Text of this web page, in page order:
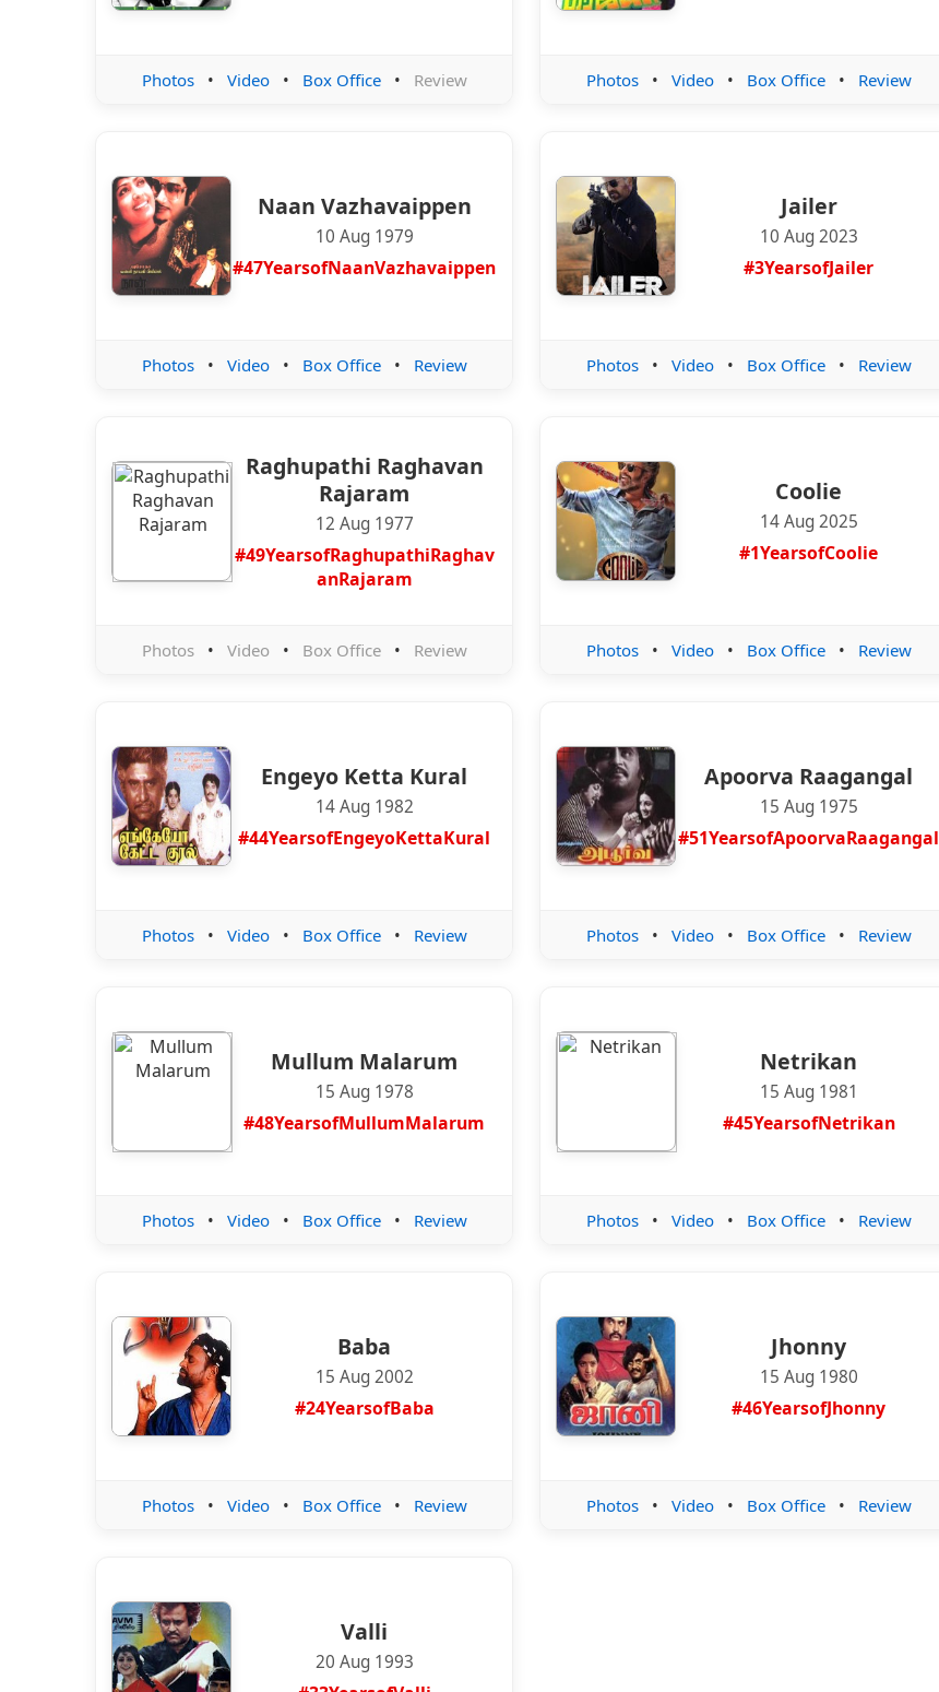
Photos • Video • Box Office • Review Photos • Video • Box Office • Review
Naan Vazhavaippen
10 Aug 1979
#47YearsofNaanVazhavaippen
Photos • Video • Box Office • Review
Jailer
10 Aug 2023
#3YearsofJailer
Photos • Video • Box Office • Review
Raghupathi Raghavan
Rajaram
12 Aug 1977
#49YearsofRaghupathiRaghav
anRajaram
Photos • Video • Box Office • Review
Coolie
14 Aug 2025
#1YearsofCoolie
Photos • Video • Box Office • Review
Engeyo Ketta Kural
14 Aug 1982
#44YearsofEngeyoKettaKural
Photos • Video • Box Office • Review
Apoorva Raagangal
15 Aug 1975
#51YearsofApoorvaRaagangal
Photos • Video • Box Office • Review
Mullum Malarum
15 Aug 1978
#48YearsofMullumMalarum
Photos • Video • Box Office • Review
Netrikan
15 Aug 1981
#45YearsofNetrikan
Photos • Video • Box Office • Review
Baba
15 Aug 2002
#24YearsofBaba
Photos • Video • Box Office • Review
Jhonny
15 Aug 1980
#46YearsofJhonny
Photos • Video • Box Office • Review
Valli
20 Aug 1993